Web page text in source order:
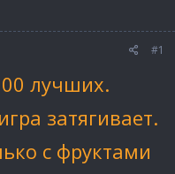
#1
лучших.
затягивает.
с фруктами